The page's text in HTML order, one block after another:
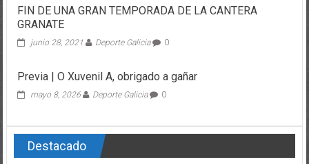
FIN DE UNA GRAN TEMPORADA DE LA CANTERA
GRANATE
junio 28, 2021 Deporte Galicia 0
Previa | O Xuvenil A, obrigado a gañar
mayo 8, 2026 Deporte Galicia 0
Destacado